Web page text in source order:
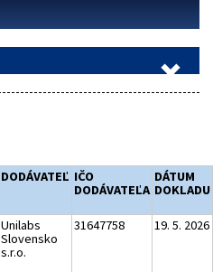
DODÁVATEĽ IČO
DODÁVATEĽA
DÁTUM
DOKLADU
Unilabs
Slovensko
s.r.o.
31647758 19. 5. 2026